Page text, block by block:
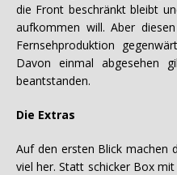
die Front beschränkt bleibt
aufkommen will. Aber
Fernsehproduktion
Davon einmal abgesehen
beantstanden.
Die Extras
Auf den ersten Blick machen
viel her. Statt schicker Box